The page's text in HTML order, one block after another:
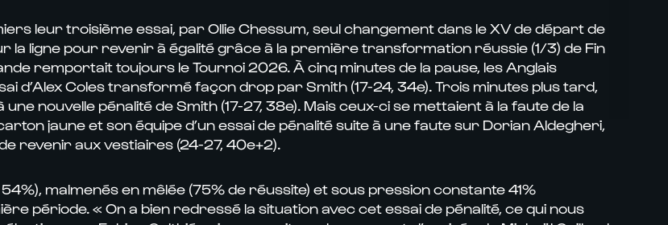
leur troisième essai, par Ollie Chessum, seul changement dans le XV de départ de
la ligne pour revenir à égalité grâce à la première transformation réussie (1/3) de Fin
remportait toujours le Tournoi 2026. À cinq minutes de la pause, les Anglais
d’Alex Coles transformé façon drop par Smith (17-24, 34e). Trois minutes plus tard,
nouvelle pénalité de Smith (17-27, 38e). Mais ceux-ci se mettaient à la faute de la
jaune et son équipe d’un essai de pénalité suite à une faute sur Dorian Aldegheri,
revenir aux vestiaires (24-27, 40e+2).
malmenés en mêlée (75% de réussite) et sous pression constante 41%
période. « On a bien redressé la situation avec cet essai de pénalité, ce qui nous